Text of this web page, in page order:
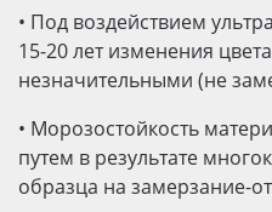
• Под воздействием
15-20 лет изменения
незначительными (не
• Морозостойкость
путем в результате
образца на замерзание-